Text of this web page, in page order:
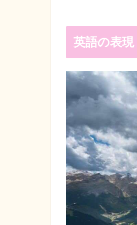
英語の表